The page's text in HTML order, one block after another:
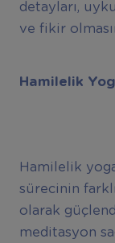
detayları,
ve fikir
Hamilelik
Hamilelik
sürecinin
olarak
meditasyon